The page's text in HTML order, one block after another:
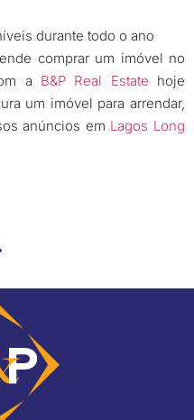
durante todo o ano
comprar um imóvel no
a B&P Real Estate hoje
um imóvel para arrendar,
anúncios em Lagos Long